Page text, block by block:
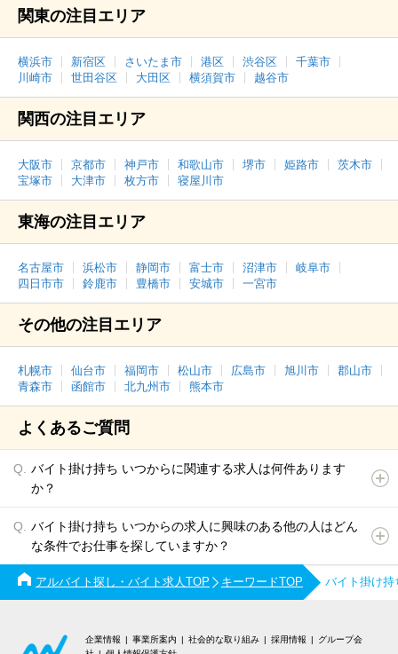
関東の注目エリア
横浜市 新宿区 さいたま市 港区 渋谷区
千葉市
川崎市
世田谷区 大田区 横須賀市 越谷市
関西の注目エリア
大阪市 京都市 神戸市 和歌山市 堺市 姫路市
茨木市
宝塚市
大津市 枚方市 寝屋川市
東海の注目エリア
名古屋市 浜松市 静岡市 富士市 沼津市
岐阜市
四日市市
鈴鹿市 豊橋市 安城市 一宮市
その他の注目エリア
札幌市 仙台市 福岡市 松山市 広島市 旭川市
郡山市
青森市
函館市 北九州市 熊本市
よくあるご質問
バイト掛け持ち いつからに関連する求人は何件あります
か？
バイト掛け持ち いつからの求人に興味のある他の人はどん
な条件でお仕事を探していますか？
アルバイト探し・バイト求人TOP キーワードTOP バイト掛け
企業情報 事業所案内 社会的な取り組み 採用情報
グループ会